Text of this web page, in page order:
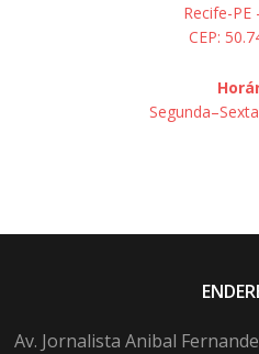
Recife-PE
CEP:
Av. Jornalista Anibal